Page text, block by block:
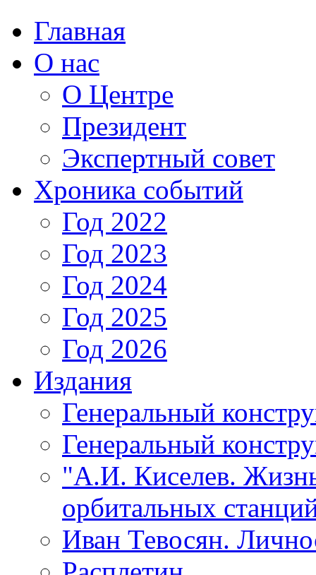
Главная
О нас
О Центре
Президент
Экспертный совет
Хроника событий
Год 2022
Год 2023
Год 2024
Год 2025
Год 2026
Издания
Генеральный
Генеральный
"А.И. Киселев.
орбитальных
Иван Тевосян.